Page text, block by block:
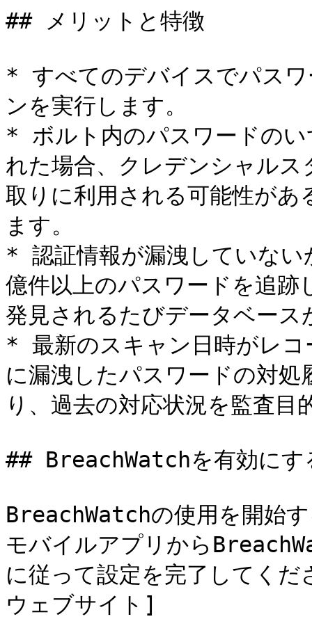
## メリットと特徴
* すべてのデバイスでパス
ンを実行します。
* ボルト内のパスワードのい
れた場合、クレデンシャル
取りに利用される可能性があ
ます。
* 認証情報が漏洩していない
億件以上のパスワードを追
発見されるたびデータベース
* 最新のスキャン日時がレコ
に漏洩したパスワードの対
り、過去の対応状況を監査
## BreachWatchを有効にす
BreachWatchの使用を開始
モバイルアプリから
に従って設定を完了してく
ウェブサイト]